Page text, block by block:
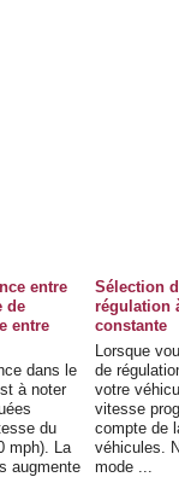
entre
de
entre
dans le
à noter
du
mph). La
augmente
Sélection
régulation
constante
Lorsque
de
votre
vitesse
compte de
véhicules.
mode ...